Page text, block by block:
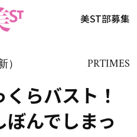
美ST部募集
PRTIMES
らバスト！
んでしまっ